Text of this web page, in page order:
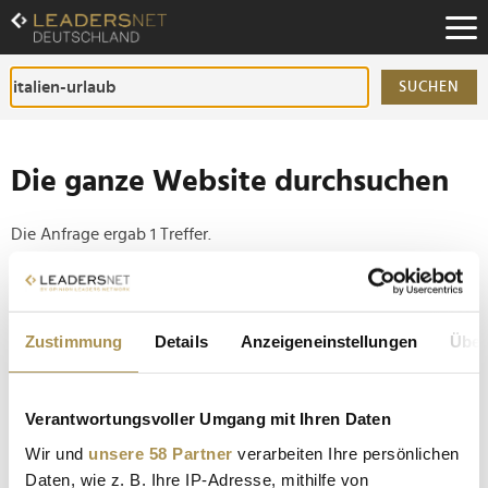
Zustimmung Details Anzeigeneinstellungen
Verantwortungsvoller Umgang mit Ihren Daten
Wir und unsere 58 Partner verarbeiten Ihre persönlichen
Daten, wie z. B. Ihre IP-Adresse, mithilfe von
Zum
Inhalt
Zur
Fußzeilen-
Navigation
SUCHEN
Die ganze Website durchsuchen
Die Anfrage ergab 1 Treffer.
Tipp
Seiten suchen, die genau diese Wortgruppe enthalten:
Palazzo Margherita: Francis Ford Coppolas
wahrgewordener Traum eines süditalienischen...